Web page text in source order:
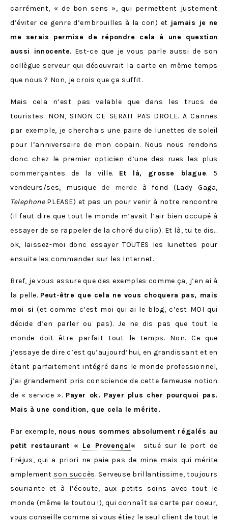
carrément, « de bon sens », qui permettent justement
d’éviter ce genre d’embrouilles à la con) et jamais je ne
me serais permise de répondre cela à une question
aussi innocente. Est-ce que je vous parle aussi de son
collègue serveur qui découvrait la carte en même temps
que nous ? Non, je crois que ça suffit.
Mais cela n’est pas valable que dans les trucs de
touristes. NON, SINON CE SERAIT PAS DROLE. A Cannes
par exemple, je cherchais une paire de lunettes de soleil
pour l’anniversaire de mon copain. Nous nous rendons
donc chez le premier opticien d’une des rues les plus
commerçantes de la ville. Et là, grosse blague. 5
vendeurs/ses, musiquede merdeà fond (Lady Gaga,
TelephonePLEASE) et pas un pour venir à notre rencontre
(il faut dire que tout le monde m’avait l’air bien occupé à
essayer de se rappeler de la choré du clip). Et là, tu te dis…
ok, laissez-moi donc essayer TOUTES les lunettes pour
ensuite les commander sur les Internet.
Bref, je vous assure que des exemples comme ça, j’en ai à
la pelle. Peut-être que cela ne vous choquera pas, mais
moi si (et comme c’est moi qui ai le blog, c’est MOI qui
décide d’en parler ou pas). Je ne dis pas que tout le
monde doit être parfait tout le temps. Non. Ce que
j’essaye de dire c’est qu’aujourd’hui, en grandissant et en
étant parfaitement intégré dans le monde professionnel,
j’ai grandement pris conscience de cette fameuse notion
de « service ». Payer ok. Payer plus cher pourquoi pas.
Mais à une condition, que cela le mérite.
Par exemple, nous nous sommes absolument régalés au
petit restaurant « Le Provençal«
situé sur le port de
Fréjus, qui a priori ne paie pas de mine mais qui mérite
amplement son succès. Serveuse brillantissime, toujours
souriante et à l’écoute, aux petits soins avec tout le
monde (même le toutou !), qui connaît sa carte par coeur,
vous conseille comme si vous étiez le seul client de tout le